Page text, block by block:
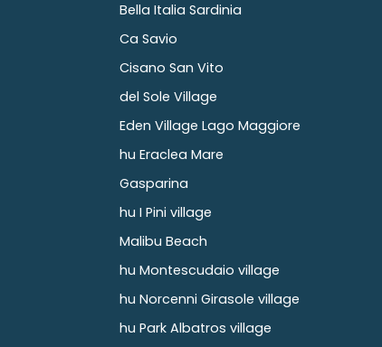
Bella Italia Sardinia
Ca Savio
Cisano San Vito
del Sole Village
Eden Village Lago Maggiore
hu Eraclea Mare
Gasparina
hu I Pini village
Malibu Beach
hu Montescudaio village
hu Norcenni Girasole village
hu Park Albatros village